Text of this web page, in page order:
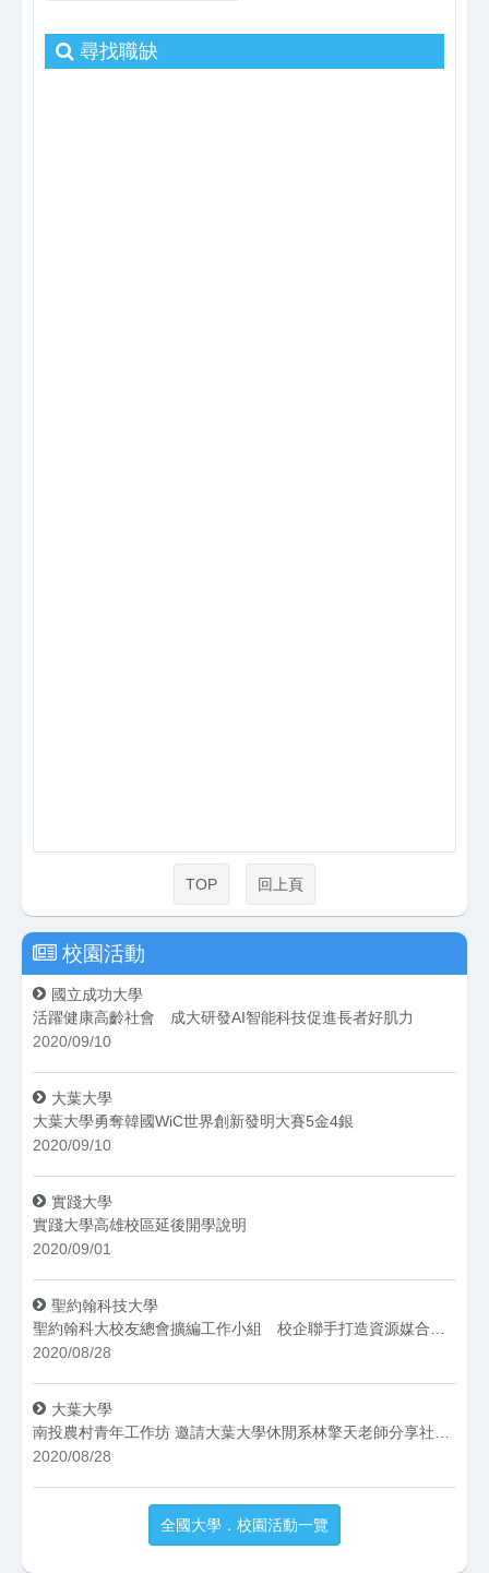
尋找職缺
TOP 回上頁
校園活動
國立成功大學
活躍健康高齡社會 成大研發AI智能科技促進長者好肌力
2020/09/10
大葉大學
大葉大學勇奪韓國WiC世界創新發明大賽5金4銀
2020/09/10
實踐大學
實踐大學高雄校區延後開學說明
2020/09/01
聖約翰科技大學
2020/08/28
大葉大學
2020/08/28
全國大學．校園活動一覽